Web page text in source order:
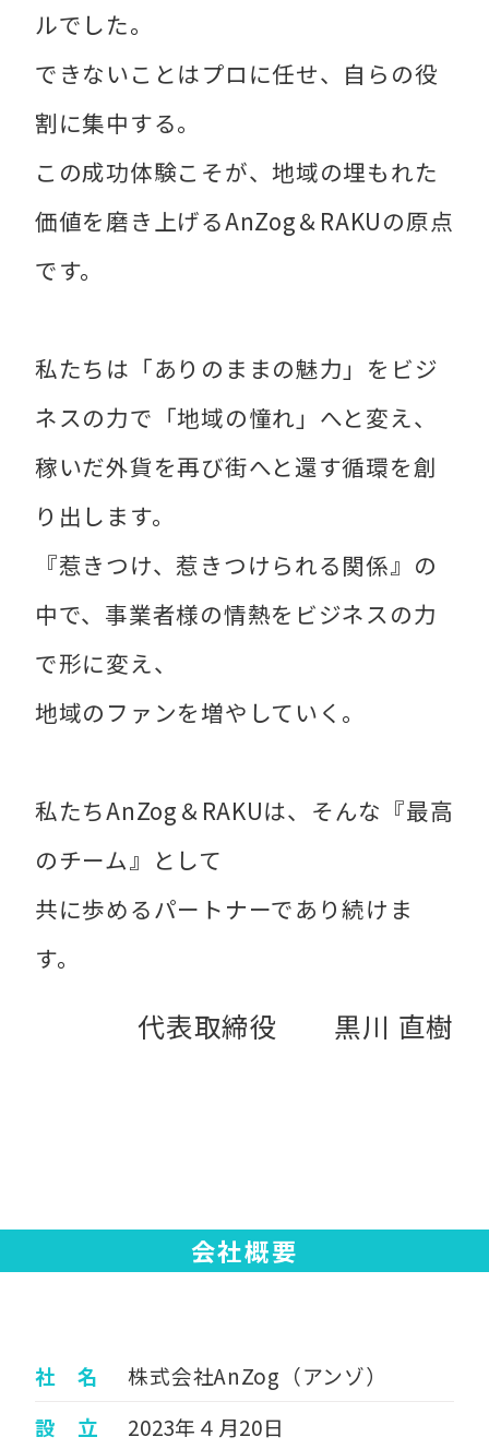
ルでした。
できないことはプロに任せ、自らの役
割に集中する。
この成功体験こそが、地域の埋もれた
価値を磨き上げるAnZog＆RAKUの原点
です。
私たちは「ありのままの魅力」をビジ
ネスの力で「地域の憧れ」へと変え、
稼いだ外貨を再び街へと還す循環を創
り出します。
『惹きつけ、惹きつけられる関係』の
中で、事業者様の情熱をビジネスの力
で形に変え、
地域のファンを増やしていく。
私たちAnZog＆RAKUは、そんな『最高
のチーム』として
共に歩めるパートナーであり続けま
す。
代表取締役 黒川 直樹
会社概要
社 名
株式会社AnZog（アンゾ）
設 立
2023年４月20日